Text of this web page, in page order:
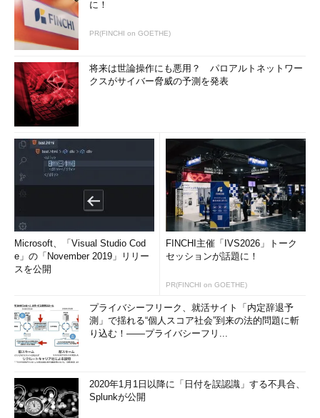
に！
PR(FINCHI on GOETHE)
将来は世論操作にも悪用？ パロアルトネットワー
クスがサイバー脅威の予測を発表
Microsoft、「Visual Studio Cod
e」の「November 2019」リリー
スを公開
FINCHI主催「IVS2026」トーク
セッションが話題に！
PR(FINCHI on GOETHE)
プライバシーフリーク、就活サイト「内定辞退予
測」で揺れる“個人スコア社会”到来の法的問題に斬
り込む！――プライバシーフリ...
2020年1月1日以降に「日付を誤認識」する不具合、
Splunkが公開